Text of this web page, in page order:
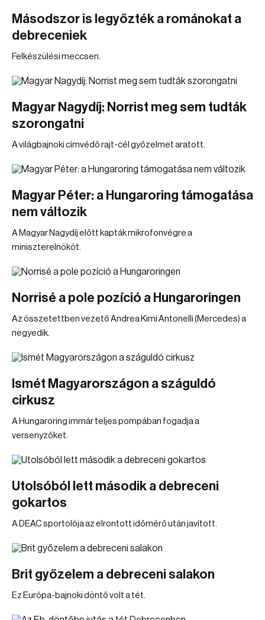
Másodszor is legyőzték a románokat a
debreceniek
Felkészülési meccsen.
Magyar Nagydíj: Norrist meg sem tudták
szorongatni
A világbajnoki címvédő rajt-cél győzelmet aratott.
Magyar Péter: a Hungaroring támogatása
nem változik
A Magyar Nagydíj előtt kapták mikrofonvégre a
miniszterelnököt.
Norrisé a pole pozíció a Hungaroringen
Az összetettben vezető Andrea Kimi Antonelli (Mercedes) a
negyedik.
Ismét Magyarországon a száguldó
cirkusz
A Hungaroring immár teljes pompában fogadja a
versenyzőket.
Utolsóból lett második a debreceni
gokartos
A DEAC sportolója az elrontott időmérő után javított.
Brit győzelem a debreceni salakon
Ez Európa-bajnoki döntő volt a tét.